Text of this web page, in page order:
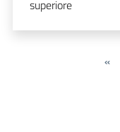
superiore
«